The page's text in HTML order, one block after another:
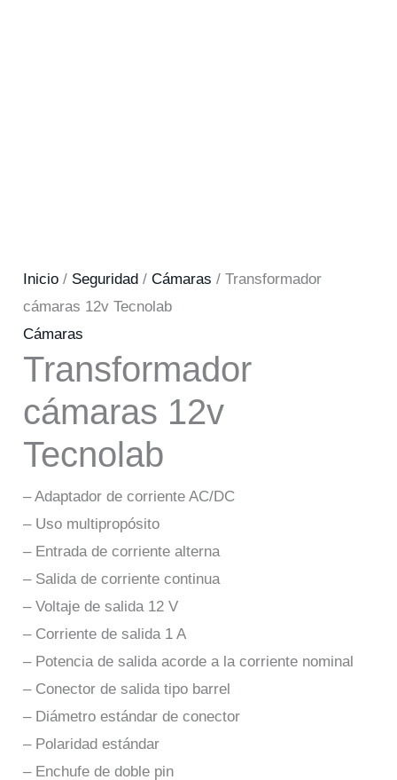
Inicio / Seguridad /Cámaras / Transformador
cámaras 12v Tecnolab
Cámaras
Transformador
cámaras 12v
Tecnolab
– Adaptador de corriente AC/DC
– Uso multipropósito
– Entrada de corriente alterna
– Salida de corriente continua
– Voltaje de salida 12 V
– Corriente de salida 1 A
– Potencia de salida acorde a la corriente nominal
– Conector de salida tipo barrel
– Diámetro estándar de conector
– Polaridad estándar
– Enchufe de doble pin